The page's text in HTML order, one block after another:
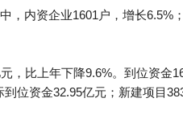
，内资企业1601户，增长6.5%
，比上年下降9.6%。到位资金
位资金32.95亿元；新建项目